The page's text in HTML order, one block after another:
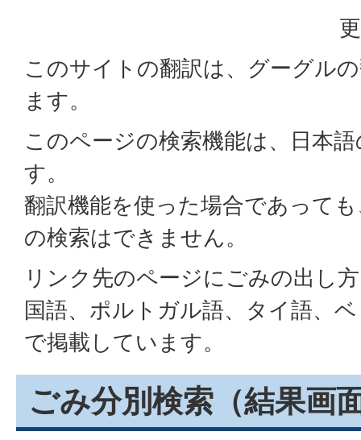
このサイトの翻訳は、グーグル
ます。
このページの検索機能は、日本
す。
翻訳機能を使った場合であって
の検索はできません。
リンク先のページにごみの出し
国語、ポルトガル語、タイ語、
で掲載しています。
ごみ分別検索 （結果画